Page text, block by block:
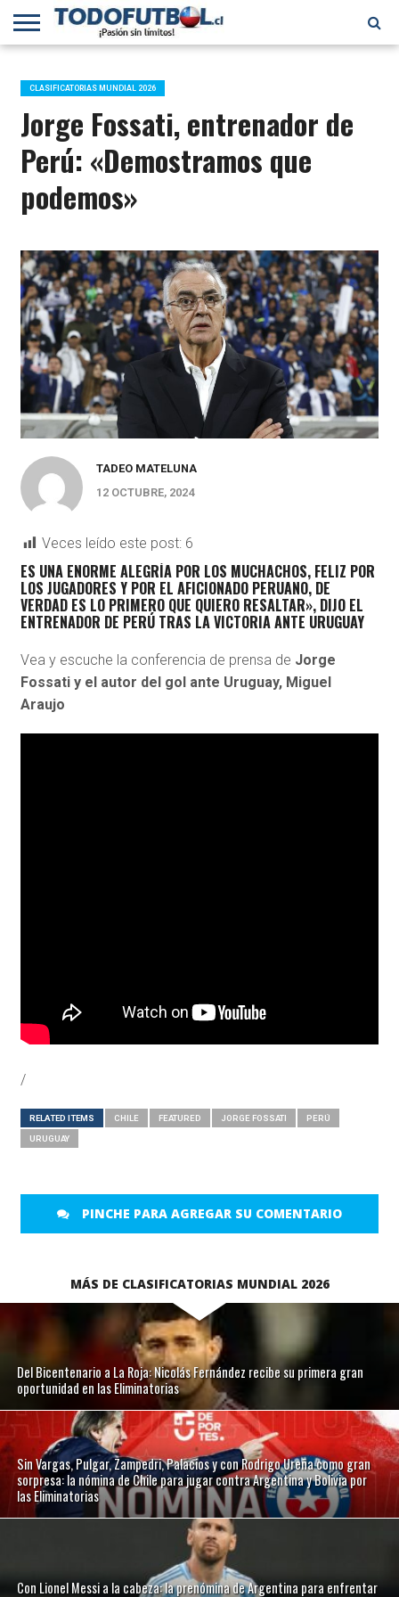
PRIMERA
B
SELECCIÓN
CHILENA
CHILENOS
EN EL
MUNDO
FÚTBOL
INTERNACIONAL
CLASIFICATORIAS MUNDIAL 2026
Jorge Fossati, entrenador de
Perú: «Demostramos que
podemos»
TADEO MATELUNA
12 OCTUBRE, 2024
Veces leído este post: 6
ES UNA ENORME ALEGRÍA POR LOS MUCHACHOS, FELIZ POR
LOS JUGADORES Y POR EL AFICIONADO PERUANO, DE
VERDAD ES LO PRIMERO QUE QUIERO RESALTAR», DIJO EL
ENTRENADOR DE PERÚ TRAS LA VICTORIA ANTE URUGUAY
Vea y escuche la conferencia de prensa de Jorge
Fossati y el autor del gol ante Uruguay, Miguel
Araujo
/
RELATED ITEMS CHILE FEATURED JORGE FOSSATI PERÚ
URUGUAY
PINCHE PARA AGREGAR SU COMENTARIO
MÁS DE CLASIFICATORIAS MUNDIAL 2026
Del Bicentenario a La Roja: Nicolás Fernández recibe su primera gran
oportunidad en las Eliminatorias
Sin Vargas, Pulgar, Zampedri, Palacios y con Rodrigo Ureña como gran
sorpresa: la nómina de Chile para jugar contra Argentina y Bolivia por
las Eliminatorias
Con Lionel Messi a la cabeza: la prenómina de Argentina para enfrentar